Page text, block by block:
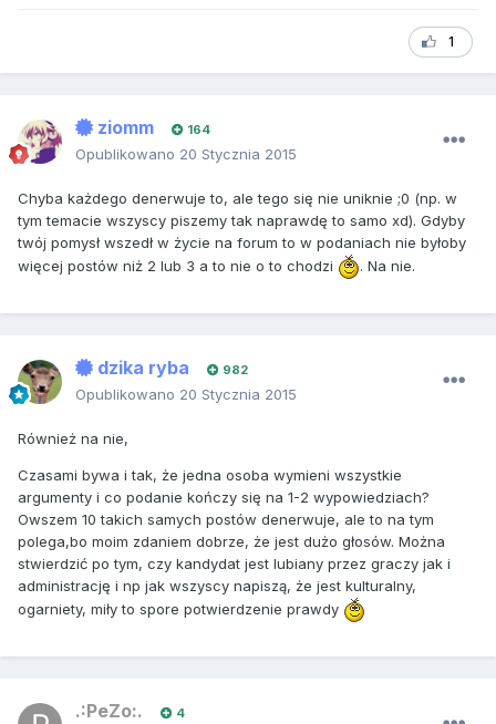
1
ziomm 164
Opublikowano 20 Stycznia 2015
Chyba każdego denerwuje to, ale tego się nie uniknie ;0 (np. w
tym temacie wszyscy piszemy tak naprawdę to samo xd). Gdyby
twój pomysł wszedł w życie na forum to w podaniach nie byłoby
więcej postów niż 2 lub 3 a to nie o to chodzi
. Na nie.
dzika ryba 982
Opublikowano 20 Stycznia 2015
Również na nie,
Czasami bywa i tak, że jedna osoba wymieni wszystkie
argumenty i co podanie kończy się na 1-2 wypowiedziach?
Owszem 10 takich samych postów denerwuje, ale to na tym
polega,bo moim zdaniem dobrze, że jest dużo głosów. Można
stwierdzić po tym, czy kandydat jest lubiany przez graczy jak i
administrację i np jak wszyscy napiszą, że jest kulturalny,
ogarniety, miły to spore potwierdzenie prawdy
.:PeZo:. 4